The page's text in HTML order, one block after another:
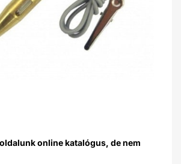
online katalógus, de nem